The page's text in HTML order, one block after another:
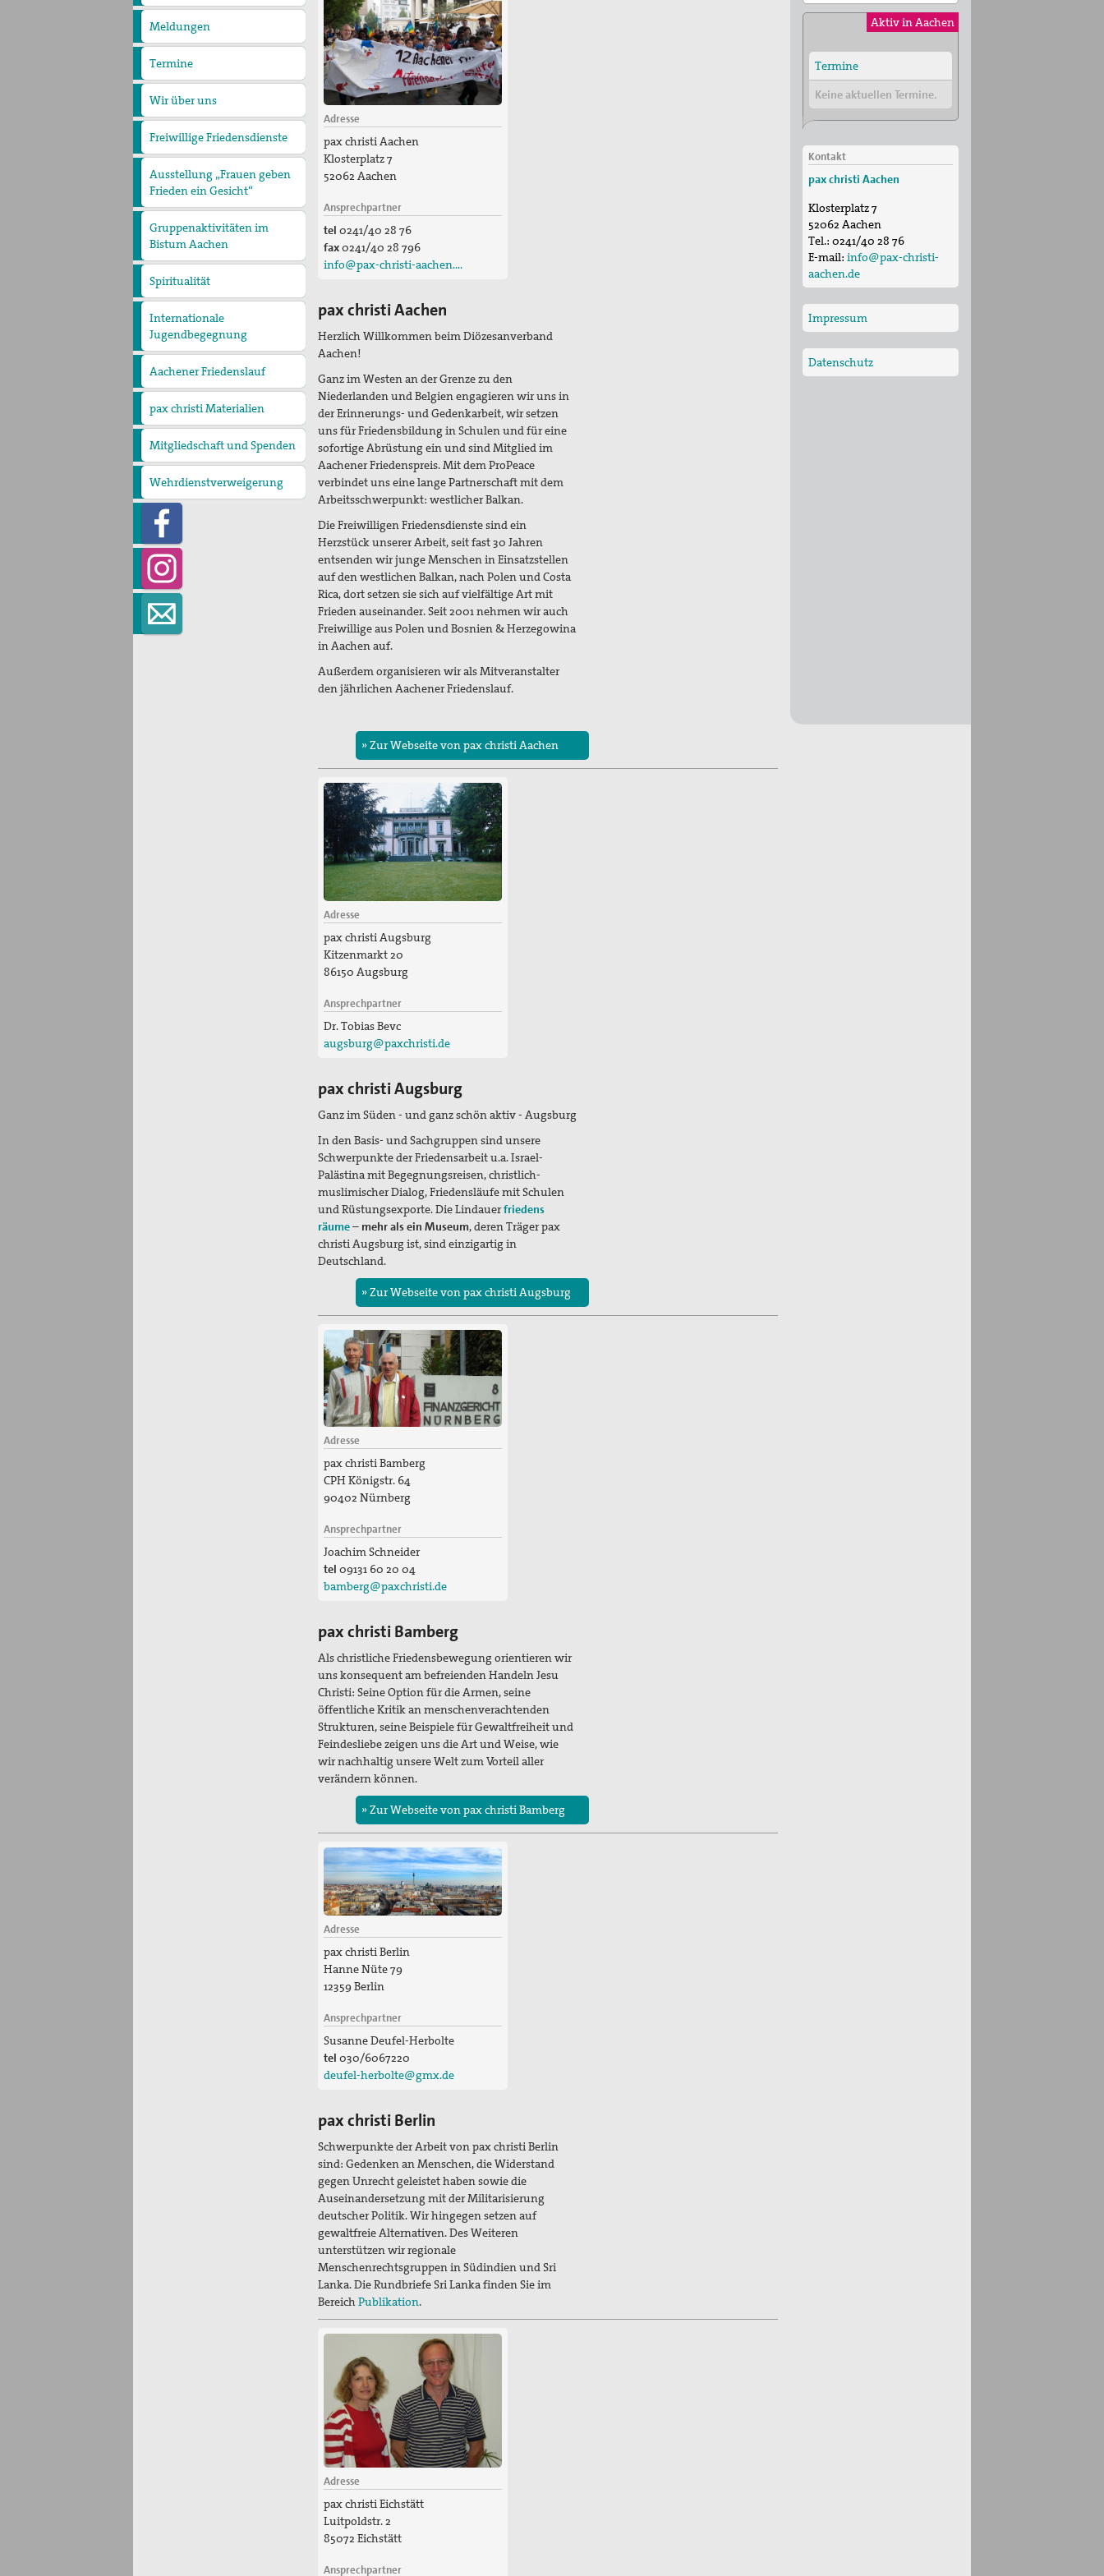
christi
Meldungen
Termine
Wir über uns
Der Vorstand
Die Geschäftsstelle
Freiwillige Friedensdienste
Ausstellung „Frauen geben
Frieden ein Gesicht“
Gruppenaktivitäten im
Bistum Aachen
Gruppe Düren
Gruppe Hückelhoven
Twese Hamwe - Neue
Hoffnung .......muss
wachsen
Spiritualität
Internationale
Jugendbegegnung
Aachener Friedenslauf
pax christi Materialien
Mitgliedschaft und Spenden
Wehrdienstverweigerung
Adresse
pax christi Aachen
Klosterplatz 7
52062 Aachen
Ansprechpartner
tel 0241/40 28 76
fax0241/40 28 796
info@pax-christi-aachen.…
pax christi Aachen
Herzlich Willkommen beim Diözesanverband
Aachen!
Ganz im Westen an der Grenze zu den
Niederlanden und Belgien engagieren wir uns in
der Erinnerungs- und Gedenkarbeit, wir setzen
uns für Friedensbildung in Schulen und für eine
sofortige Abrüstung ein und sind Mitglied im
Aachener Friedenspreis. Mit dem ProPeace
verbindet uns eine lange Partnerschaft mit dem
Arbeitsschwerpunkt: westlicher Balkan.
Die Freiwilligen Friedensdienste sind ein
Herzstück unserer Arbeit, seit fast 30 Jahren
entsenden wir junge Menschen in Einsatzstellen
auf den westlichen Balkan, nach Polen und Costa
Rica, dort setzen sie sich auf vielfältige Art mit
Frieden auseinander. Seit 2001 nehmen wir auch
Freiwillige aus Polen und Bosnien & Herzegowina
in Aachen auf.
Außerdem organisieren wir als Mitveranstalter
den jährlichen Aachener Friedenslauf.
» Zur Webseite von pax christi Aachen
Adresse
pax christi Augsburg
Kitzenmarkt 20
86150 Augsburg
Ansprechpartner
Dr. Tobias Bevc
augsburg@paxchristi.de
pax christi Augsburg
Ganz im Süden - und ganz schön aktiv - Augsburg
In den Basis- und Sachgruppen sind unsere
Schwerpunkte der Friedensarbeit u.a. Israel-
Palästina mit Begegnungsreisen, christlich-
muslimischer Dialog, Friedensläufe mit Schulen
und Rüstungsexporte. Die Lindauerfriedens
räume– mehr als ein Museum, deren Träger pax
christi Augsburg ist, sind einzigartig in
Deutschland.
» Zur Webseite von pax christi Augsburg
Adresse
pax christi Bamberg
CPH Königstr. 64
90402 Nürnberg
Ansprechpartner
Joachim Schneider
tel 09131 60 20 04
bamberg@paxchristi.de
pax christi Bamberg
Als christliche Friedensbewegung orientieren wir
uns konsequent am befreienden Handeln Jesu
Christi: Seine Option für die Armen, seine
öffentliche Kritik an menschenverachtenden
Strukturen, seine Beispiele für Gewaltfreiheit und
Feindesliebe zeigen uns die Art und Weise, wie
wir nachhaltig unsere Welt zum Vorteil aller
verändern können.
» Zur Webseite von pax christi Bamberg
Adresse
pax christi Berlin
Hanne Nüte 79
12359 Berlin
Ansprechpartner
Susanne Deufel-Herbolte
tel 030/6067220
deufel-herbolte@gmx.de
pax christi Berlin
Schwerpunkte der Arbeit von pax christi Berlin
sind: Gedenken an Menschen, die Widerstand
gegen Unrecht geleistet haben sowie die
Auseinandersetzung mit der Militarisierung
deutscher Politik. Wir hingegen setzen auf
gewaltfreie Alternativen.Des Weiteren
unterstützen wir regionale
Menschenrechtsgruppen in Südindien und Sri
Lanka. Die Rundbriefe Sri Lanka finden Sie im
BereichPublikation.
Adresse
pax christi Eichstätt
Luitpoldstr. 2
85072 Eichstätt
Ansprechpartner
Aktiv in Aachen
Termine
Keine aktuellen Termine.
Kontakt
pax christi Aachen
Klosterplatz 7
52062 Aachen
Tel.: 0241/40 28 76
E-mail: info@pax-christi-
aachen.de
Impressum
Datenschutz